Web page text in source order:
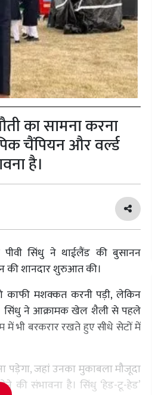
का सामना करना
चैंपियन और वर्ल्ड
है।
सिंधु ने थाईलैंड की बुसानन
की शानदार शुरुआत की।
काफी मशक्कत करनी पड़ी, लेकिन
​​सिंधु ने आक्रामक खेल शैली से पहले
भी बरकरार रखते हुए सीधे सेटों में
पड़ेगा, जहां उनका मुकाबला मौजूदा
की संभावना है। सिंधु ‘हेड-टू-हेड’